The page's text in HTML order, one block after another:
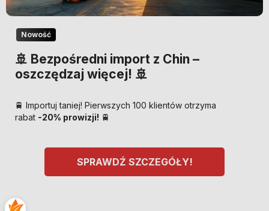
Nowość
🚢 Bezpośredni import z Chin –
oszczędzaj więcej! 🚢
🚆 Importuj taniej! Pierwszych 100 klientów otrzyma
rabat -20% prowizji! 🚆
SPRAWDŹ SZCZEGÓŁY!